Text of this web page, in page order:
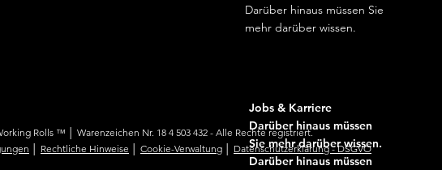
Darüber hinaus müssen Sie
mehr darüber wissen.
Jobs & Karriere
Darüber hinaus müssen
Sie mehr darüber wissen.
Darüber hinaus müssen
Rolls ™ │ Warenzeichen Nr. 18 4 503 432 - Alle Rechte registriert.
Rechtliche Hinweise Cookie-Verwaltung Datenschutzerklärung - DSGVO